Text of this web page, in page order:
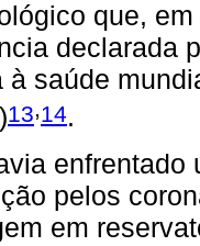
que,
declarada
à saúde
13,14.
pelos
em